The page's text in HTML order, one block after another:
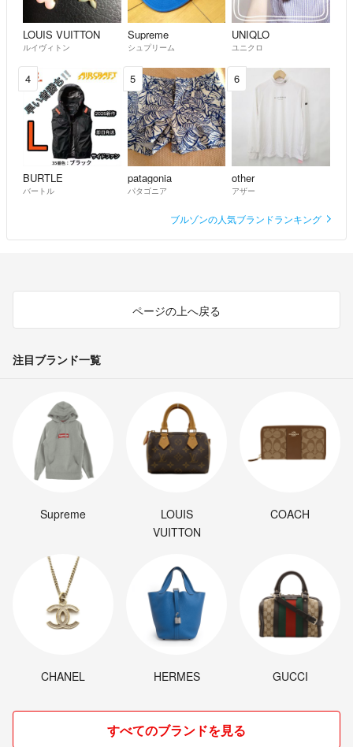
LOUIS VUITTON
ルイヴィトン
Supreme
シュプリーム
UNIQLO
ユニクロ
4
BURTLE
バートル
5
patagonia
パタゴニア
6
other
アザー
ブルゾンの人気ブランドランキング
ページの上へ戻る
注目ブランド一覧
Supreme
LOUIS
VUITTON
COACH
CHANEL HERMES GUCCI
すべてのブランドを見る